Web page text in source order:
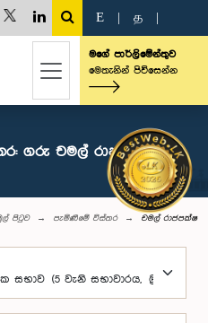
E த
මගේ පාර්ලිමේන්තුව
මෙතැනින් පිවිසෙන්න
ගරු චමල් රාජපක්ෂ
පිටුව පැමිණීමේ විස්තර චමල් රාජපක්ෂ